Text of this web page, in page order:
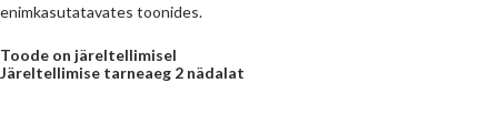
enimkasutatavates toonides.
Toode on järeltellimisel
Järeltellimise tarneaeg 2 nädalat